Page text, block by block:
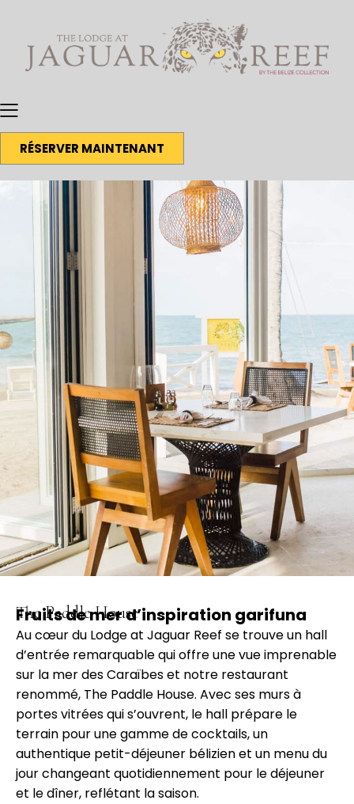
RÉSERVER MAINTENANT
The Paddle House
Fruits de mer d’inspiration garifuna
Au cœur du Lodge at Jaguar Reef se trouve un hall
d’entrée remarquable qui offre une vue imprenable
sur la mer des Caraïbes et notre restaurant
renommé, The Paddle House. Avec ses murs à
portes vitrées qui s’ouvrent, le hall prépare le
terrain pour une gamme de cocktails, un
authentique petit-déjeuner bélizien et un menu du
jour changeant quotidiennement pour le déjeuner
et le dîner, reflétant la saison.